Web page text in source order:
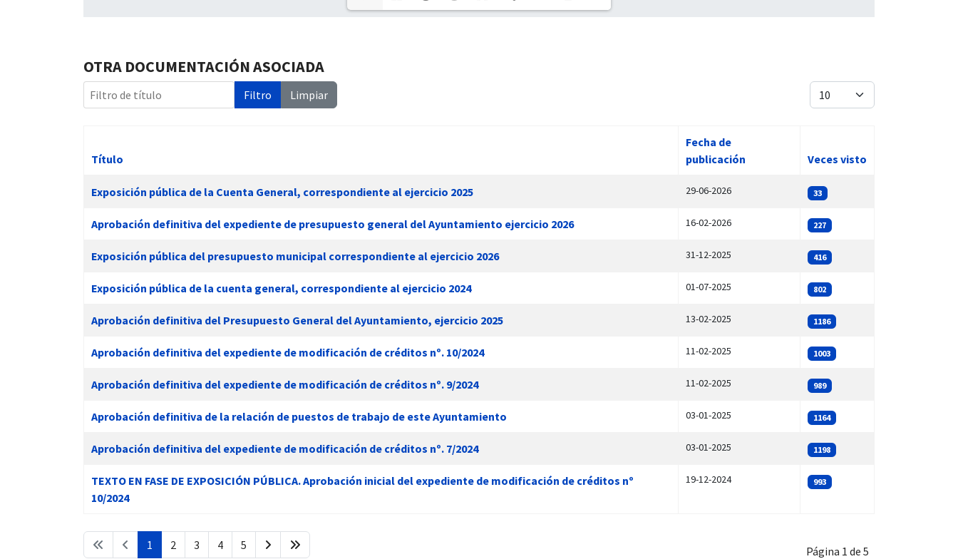
OTRA DOCUMENTACIÓN ASOCIADA
Filtro de título Filtro Limpiar Cantidad
Título
Fecha de
publicación
Veces visto
Exposición pública de la Cuenta General, correspondiente al ejercicio 2025 29-06-2026 33
Aprobación definitiva del expediente de presupuesto general del Ayuntamiento ejercicio 2026 16-02-2026 227
Exposición pública del presupuesto municipal correspondiente al ejercicio 2026 31-12-2025 416
Exposición pública de la cuenta general, correspondiente al ejercicio 2024 01-07-2025 802
Aprobación definitiva del Presupuesto General del Ayuntamiento, ejercicio 2025 13-02-2025 1186
Aprobación definitiva del expediente de modificación de créditos nº. 10/2024 11-02-2025 1003
Aprobación definitiva del expediente de modificación de créditos nº. 9/2024 11-02-2025 989
Aprobación definitiva de la relación de puestos de trabajo de este Ayuntamiento 03-01-2025 1164
Aprobación definitiva del expediente de modificación de créditos nº. 7/2024 03-01-2025 1198
TEXTO EN FASE DE EXPOSICIÓN PÚBLICA. Aprobación inicial del expediente de modificación de créditos nº
10/2024
19-12-2024 993
Página 1 de 5
1 2 3 4 5